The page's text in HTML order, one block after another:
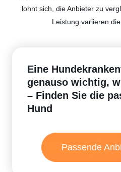
lohnt sich, die Anbieter zu
Leistung variieren die
Eine
genauso wichtig,
– Finden Sie die
Hund
Passende